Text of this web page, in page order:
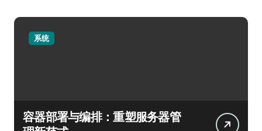
系统
容器部署与编排：重塑服务器管